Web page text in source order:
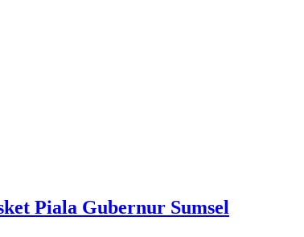
Piala Gubernur Sumsel